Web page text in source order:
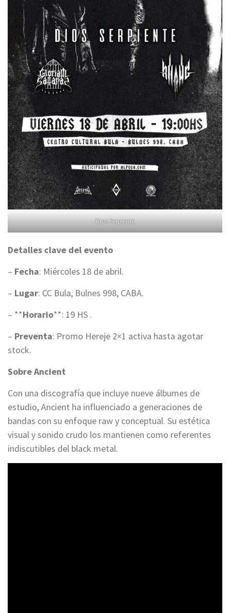
Dios Serpiente
Detalles clave del evento
– Fecha: Miércoles 18 de abril.
– Lugar: CC Bula, Bulnes 998, CABA.
– **Horario**: 19 HS .
– Preventa: Promo Hereje 2×1 activa hasta agotar
stock.
Sobre Ancient
Con una discografía que incluye nueve álbumes de
estudio, Ancient ha influenciado a generaciones de
bandas con su enfoque raw y conceptual. Su estética
visual y sonido crudo los mantienen como referentes
indiscutibles del black metal.